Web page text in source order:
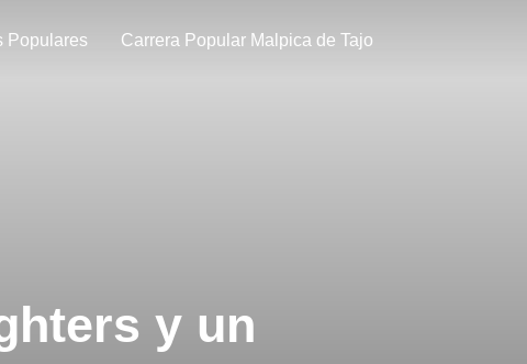
Populares Carrera Popular Malpica de Tajo
y un